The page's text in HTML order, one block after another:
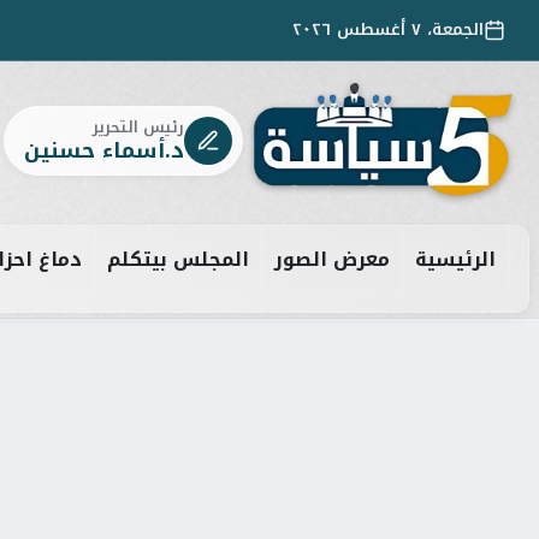
الجمعة، ٧ أغسطس ٢٠٢٦
رئيس التحرير
د.أسماء حسنين
الرئيسية معرض الصور المجلس بيتكلم دماغ